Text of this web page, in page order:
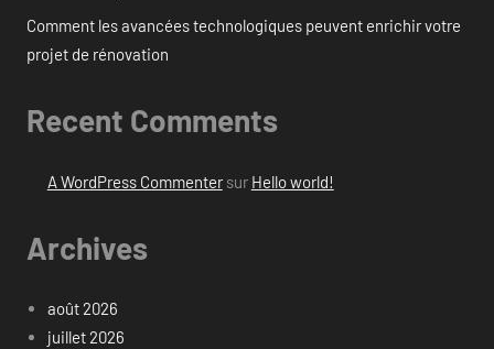
Comment les avancées technologiques peuvent enrichir votre
projet de rénovation
Recent Comments
A WordPress Commentersur Hello world!
Archives
août 2026
juillet 2026